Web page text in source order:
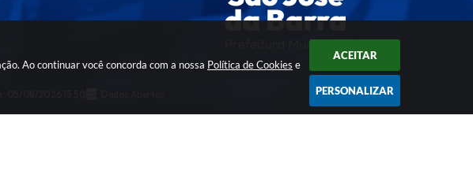
Ao continuar você concorda com a nossa Política de Cookies e
ACEITAR
PERSONALIZAR